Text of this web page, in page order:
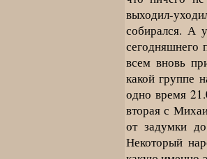
выходил-
собирался. А
сегодняшнего
всем вновь
какой группе
одно время
вторая с
от задумки
Некоторый